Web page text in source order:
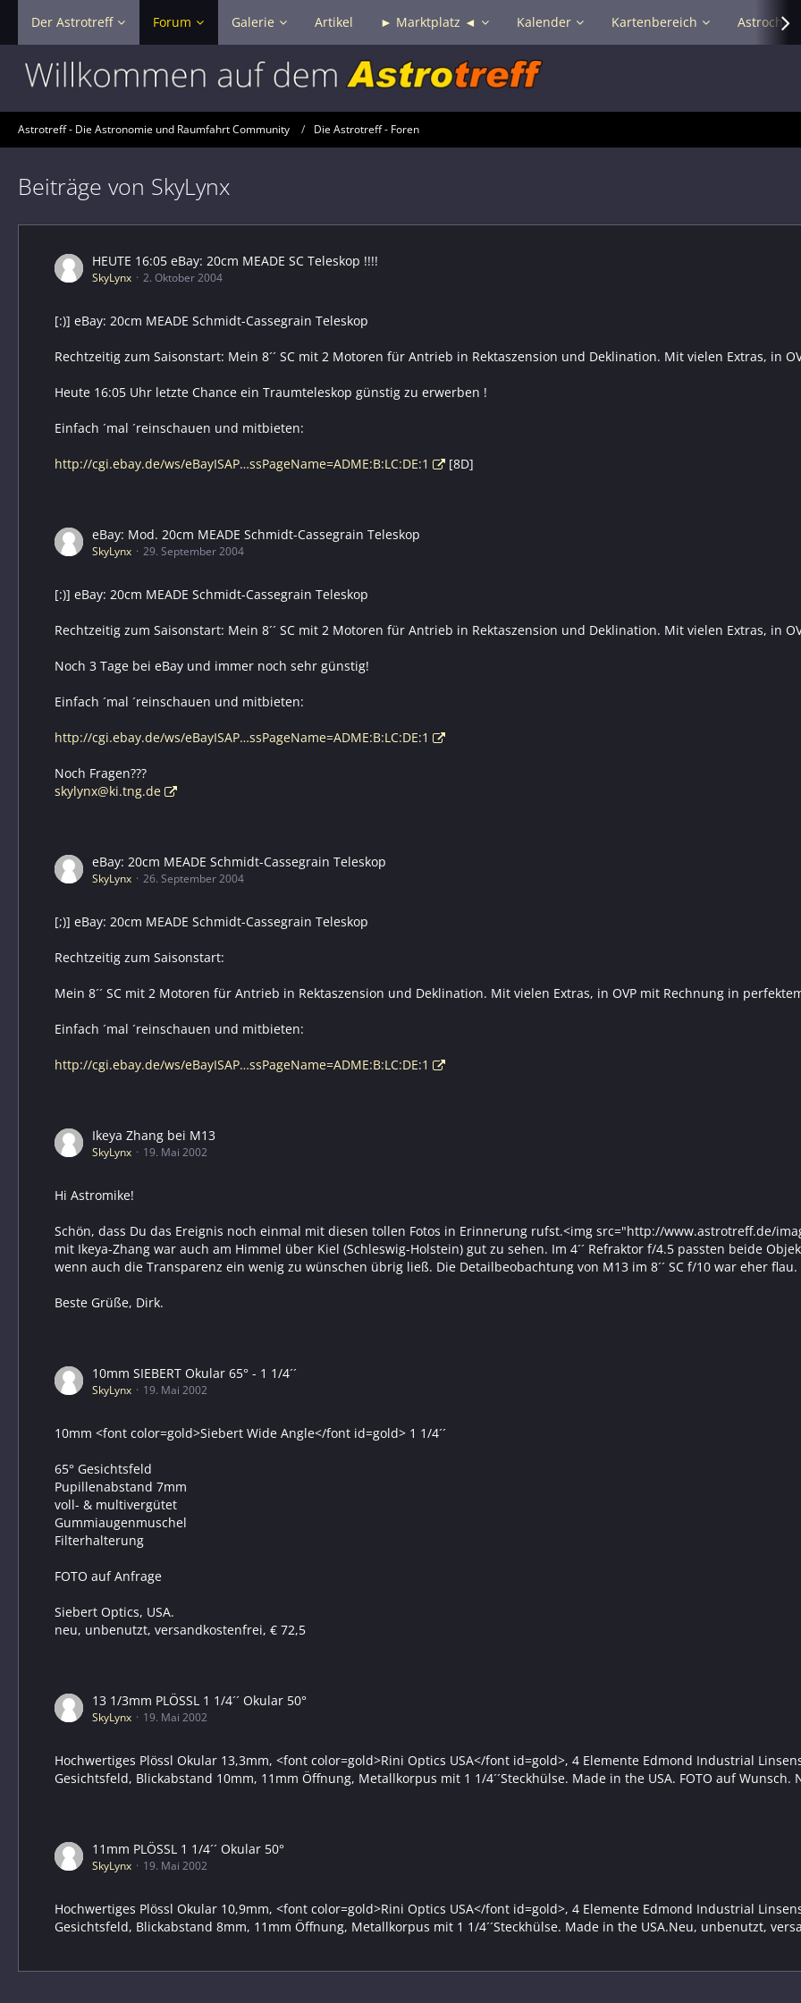
Der Astrotreff Forum Galerie Artikel ► Marktplatz ◄ Kalender Kartenbereich Astrochat
Astrotreff - Die Astronomie und Raumfahrt Community Die Astrotreff - Foren
Beiträge von SkyLynx
HEUTE 16:05 eBay: 20cm MEADE SC Teleskop !!!!
SkyLynx 2. Oktober 2004
[:)] eBay: 20cm MEADE Schmidt-Cassegrain Teleskop
Rechtzeitig zum Saisonstart: Mein 8´´ SC mit 2 Motoren für Antrieb in Rektaszension und Deklination. Mit vielen Extras, in
Heute 16:05 Uhr letzte Chance ein Traumteleskop günstig zu erwerben !
Einfach ´mal ´reinschauen und mitbieten:
http://cgi.ebay.de/ws/eBayISAP…ssPageName=ADME:B:LC:DE:1 [8D]
eBay: Mod. 20cm MEADE Schmidt-Cassegrain Teleskop
SkyLynx 29. September 2004
[:)] eBay: 20cm MEADE Schmidt-Cassegrain Teleskop
Rechtzeitig zum Saisonstart: Mein 8´´ SC mit 2 Motoren für Antrieb in Rektaszension und Deklination. Mit vielen Extras, in
Noch 3 Tage bei eBay und immer noch sehr günstig!
Einfach ´mal ´reinschauen und mitbieten:
http://cgi.ebay.de/ws/eBayISAP…ssPageName=ADME:B:LC:DE:1
Noch Fragen???
skylynx@ki.tng.de
eBay: 20cm MEADE Schmidt-Cassegrain Teleskop
SkyLynx 26. September 2004
[;)] eBay: 20cm MEADE Schmidt-Cassegrain Teleskop
Rechtzeitig zum Saisonstart:
Mein 8´´ SC mit 2 Motoren für Antrieb in Rektaszension und Deklination. Mit vielen Extras, in OVP mit Rechnung in
Einfach ´mal ´reinschauen und mitbieten:
http://cgi.ebay.de/ws/eBayISAP…ssPageName=ADME:B:LC:DE:1
Ikeya Zhang bei M13
SkyLynx 19. Mai 2002
Hi Astromike!
Schön, dass Du das Ereignis noch einmal mit diesen tollen Fotos in Erinnerung rufst.<img src="http://www.astrotreff.de/
mit Ikeya-Zhang war auch am Himmel über Kiel (Schleswig-Holstein) gut zu sehen. Im 4´´ Refraktor f/4.5 passten beide
wenn auch die Transparenz ein wenig zu wünschen übrig ließ. Die Detailbeobachtung von M13 im 8´´ SC f/10 war eher flau.
Beste Grüße, Dirk.
10mm SIEBERT Okular 65° - 1 1/4´´
SkyLynx 19. Mai 2002
10mm <font color=gold>Siebert Wide Angle</font id=gold> 1 1/4´´
65° Gesichtsfeld
Pupillenabstand 7mm
voll- & multivergütet
Gummiaugenmuschel
Filterhalterung
FOTO auf Anfrage
Siebert Optics, USA.
neu, unbenutzt, versandkostenfrei, € 72,5
13 1/3mm PLÖSSL 1 1/4´´ Okular 50°
SkyLynx 19. Mai 2002
Hochwertiges Plössl Okular 13,3mm, <font color=gold>Rini Optics USA</font id=gold>, 4 Elemente Edmond Industrial
Gesichtsfeld, Blickabstand 10mm, 11mm Öffnung, Metallkorpus mit 1 1/4´´Steckhülse. Made in the USA. FOTO auf
11mm PLÖSSL 1 1/4´´ Okular 50°
SkyLynx 19. Mai 2002
Hochwertiges Plössl Okular 10,9mm, <font color=gold>Rini Optics USA</font id=gold>, 4 Elemente Edmond Industrial
Gesichtsfeld, Blickabstand 8mm, 11mm Öffnung, Metallkorpus mit 1 1/4´´Steckhülse. Made in the USA.Neu, unbenutzt,